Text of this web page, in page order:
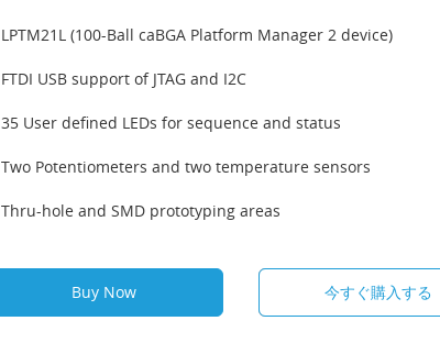
LPTM21L (100-Ball caBGA Platform Manager 2 device)
FTDI USB support of JTAG and I2C
35 User defined LEDs for sequence and status
Two Potentiometers and two temperature sensors
Thru-hole and SMD prototyping areas
Buy Now 今すぐ購入する